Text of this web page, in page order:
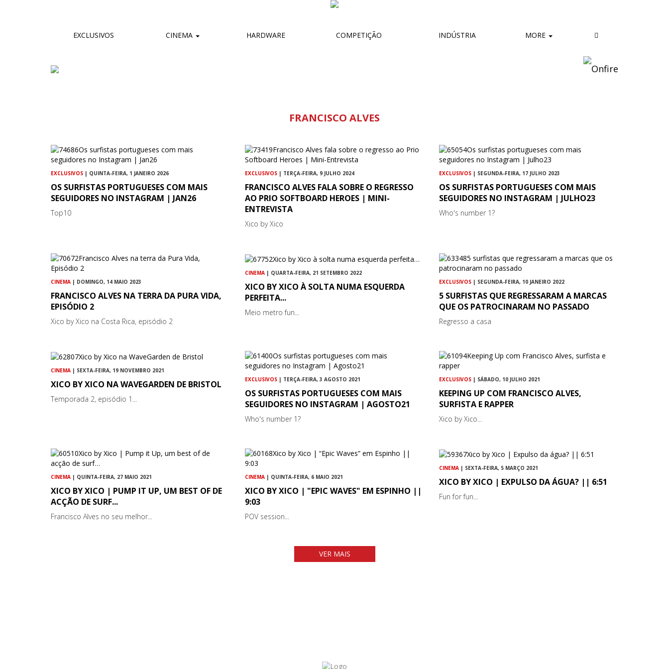
EXCLUSIVOS CINEMA HARDWARE COMPETIÇÃO INDÚSTRIA MORE
FRANCISCO ALVES
EXCLUSIVOS | QUINTA-FEIRA, 1 JANEIRO 2026
OS SURFISTAS PORTUGUESES COM MAIS
SEGUIDORES NO INSTAGRAM | JAN26
Top10
EXCLUSIVOS | TERÇA-FEIRA, 9 JULHO 2024
FRANCISCO ALVES FALA SOBRE O REGRESSO
AO PRIO SOFTBOARD HEROES | MINI-
ENTREVISTA
Xico by Xico
EXCLUSIVOS | SEGUNDA-FEIRA, 17 JULHO 2023
OS SURFISTAS PORTUGUESES COM MAIS
SEGUIDORES NO INSTAGRAM | JULHO23
Who's number 1?
CINEMA | DOMINGO, 14 MAIO 2023
FRANCISCO ALVES NA TERRA DA PURA VIDA,
EPISÓDIO 2
Xico by Xico na Costa Rica, episódio 2
CINEMA | QUARTA-FEIRA, 21 SETEMBRO 2022
XICO BY XICO À SOLTA NUMA ESQUERDA
PERFEITA...
Meio metro fun...
EXCLUSIVOS | SEGUNDA-FEIRA, 10 JANEIRO 2022
5 SURFISTAS QUE REGRESSARAM A MARCAS
QUE OS PATROCINARAM NO PASSADO
Regresso a casa
CINEMA | SEXTA-FEIRA, 19 NOVEMBRO 2021
XICO BY XICO NA WAVEGARDEN DE BRISTOL
Temporada 2, episódio 1...
EXCLUSIVOS | TERÇA-FEIRA, 3 AGOSTO 2021
OS SURFISTAS PORTUGUESES COM MAIS
SEGUIDORES NO INSTAGRAM | AGOSTO21
Who's number 1?
EXCLUSIVOS | SÁBADO, 10 JULHO 2021
KEEPING UP COM FRANCISCO ALVES,
SURFISTA E RAPPER
Xico by Xico...
CINEMA | QUINTA-FEIRA, 27 MAIO 2021
XICO BY XICO | PUMP IT UP, UM BEST OF DE
ACÇÃO DE SURF...
Francisco Alves no seu melhor...
CINEMA | QUINTA-FEIRA, 6 MAIO 2021
XICO BY XICO | "EPIC WAVES" EM ESPINHO ||
9:03
POV session...
CINEMA | SEXTA-FEIRA, 5 MARÇO 2021
XICO BY XICO | EXPULSO DA ÁGUA? || 6:51
Fun for fun...
VER MAIS